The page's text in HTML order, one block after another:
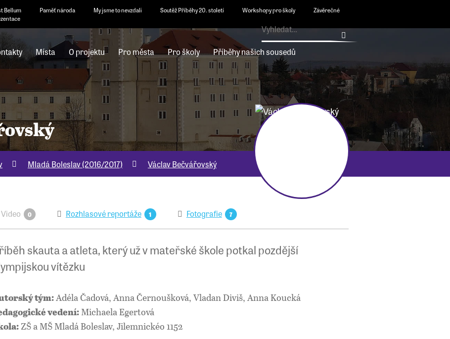
Bellum Paměť národa My jsme to nevzdali Soutěž Příběhy 20. století Workshopy pro školy
Závěrečné
Místa O projektu Pro města Pro školy Příběhy našich sousedů
Mladá Boleslav (2016/2017) Václav Bečvářovský
Video 0 Rozhlasové reportáže 1 Fotografie 7
skauta a atleta, který už v mateřské škole potkal pozdější
vítězku
tým:Adéla Čadová, Anna Černoušková, Vladan Diviš, Anna Koucká
vedení: Michaela Egertová
ZŠ a MŠ Mladá Boleslav, Jilemnickéo 1152